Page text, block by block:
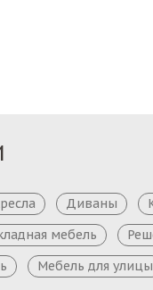
Диваны
мебель
Мебель для улицы